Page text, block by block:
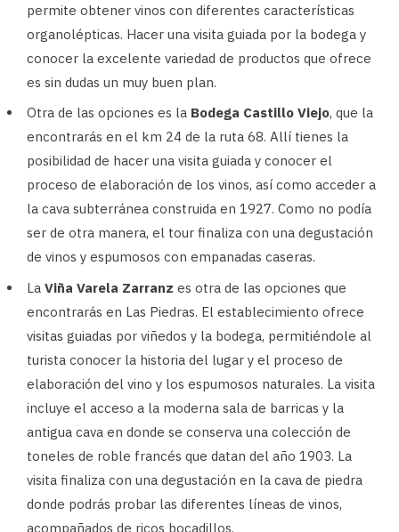
permite obtener vinos con diferentes características
organolépticas. Hacer una visita guiada por la bodega y
conocer la excelente variedad de productos que ofrece
es sin dudas un muy buen plan.
Otra de las opciones es la Bodega Castillo Viejo, que la
encontrarás en el km 24 de la ruta 68. Allí tienes la
posibilidad de hacer una visita guiada y conocer el
proceso de elaboración de los vinos, así como acceder a
la cava subterránea construida en 1927. Como no podía
ser de otra manera, el tour finaliza con una degustación
de vinos y espumosos con empanadas caseras.
La Viña Varela Zarranz es otra de las opciones que
encontrarás en Las Piedras. El establecimiento ofrece
visitas guiadas por viñedos y la bodega, permitiéndole al
turista conocer la historia del lugar y el proceso de
elaboración del vino y los espumosos naturales. La visita
incluye el acceso a la moderna sala de barricas y la
antigua cava en donde se conserva una colección de
toneles de roble francés que datan del año 1903. La
visita finaliza con una degustación en la cava de piedra
donde podrás probar las diferentes líneas de vinos,
acompañados de ricos bocadillos.